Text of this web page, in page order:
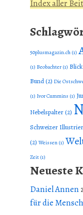
Index aller
50plusmagazin.ch (1)
(1) Beobachter (1) Blick
Bund(2) Die
(1) Ivor Cummins (1)
Nebelspalter(2)
Schweizer
(2) Weissen (1)
Zeit (1)
Neueste
Daniel Annen
für die